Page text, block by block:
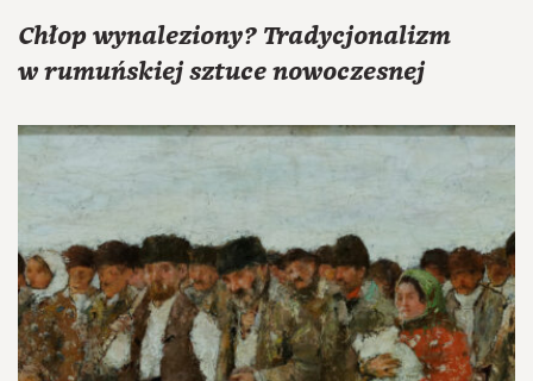
Chłop wynaleziony? Tradycjonalizm
w rumuńskiej sztuce nowoczesnej